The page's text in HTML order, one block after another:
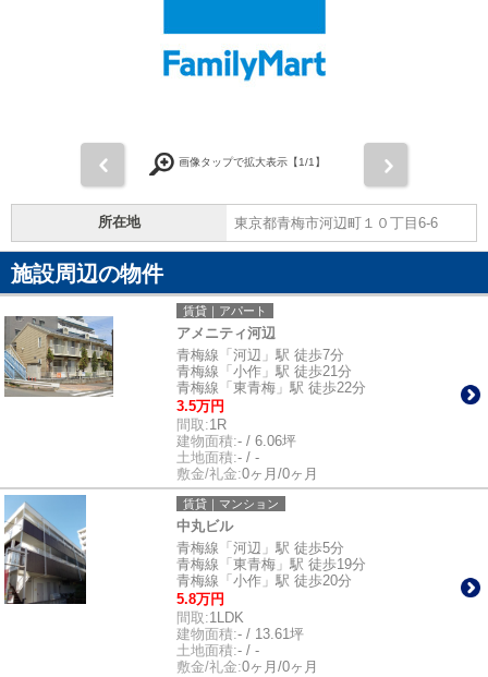
画像タップで拡大表示【1/1】
所在地 東京都青梅市河辺町１０丁目6-6
施設周辺の物件
賃貸｜アパート
アメニティ河辺
青梅線「河辺」駅 徒歩7分
青梅線「小作」駅 徒歩21分
青梅線「東青梅」駅 徒歩22分
3.5万円
間取:1R
建物面積:- / 6.06坪
土地面積:- / -
敷金/礼金:0ヶ月/0ヶ月
賃貸｜マンション
中丸ビル
青梅線「河辺」駅 徒歩5分
青梅線「東青梅」駅 徒歩19分
青梅線「小作」駅 徒歩20分
5.8万円
間取:1LDK
建物面積:- / 13.61坪
土地面積:- / -
敷金/礼金:0ヶ月/0ヶ月